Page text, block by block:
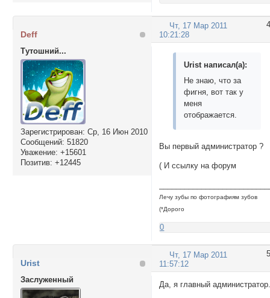
4
Чт, 17 Мар 2011
10:21:28
Deff
Тутошний...
Зарегистрирован: Ср, 16 Июн 2010
Сообщений: 51820
Уважение: +15601
Позитив: +12445
Urist написал(а):
Не знаю, что за
фигня, вот так у
меня
отображается.
Вы первый администратор ?
( И ссылку на форум
Лечу зубы по фотографиям зубов
(*Дорого
0
5
Чт, 17 Мар 2011
11:57:12
Urist
Заслуженный
Да, я главный